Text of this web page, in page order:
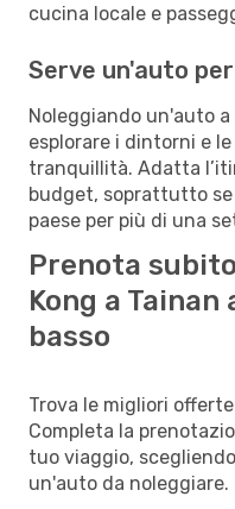
cucina locale e
Serve un'auto
Noleggiando un'auto
esplorare i dintorni e
tranquillità. Adatta
budget, soprattutto
paese per più di una
Prenota
Kong a
basso
Trova le migliori
Completa la
tuo viaggio,
un'auto da noleggiare.